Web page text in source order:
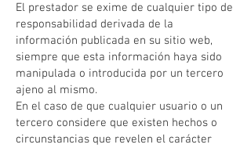
El prestador se exime de cualquier tipo de
responsabilidad derivada de la
información publicada en su sitio web,
siempre que esta información haya sido
manipulada o introducida por un tercero
ajeno al mismo.
En el caso de que cualquier usuario o un
tercero considere que existen hechos o
circunstancias que revelen el carácter